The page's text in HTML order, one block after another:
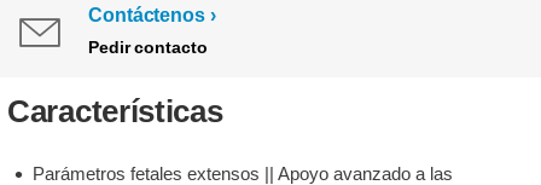
Contáctenos
Pedir contacto
Características
Parámetros fetales extensos || Apoyo avanzado a las